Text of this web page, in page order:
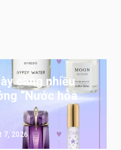
càng nhiều
“Nước hoa
7, 2026